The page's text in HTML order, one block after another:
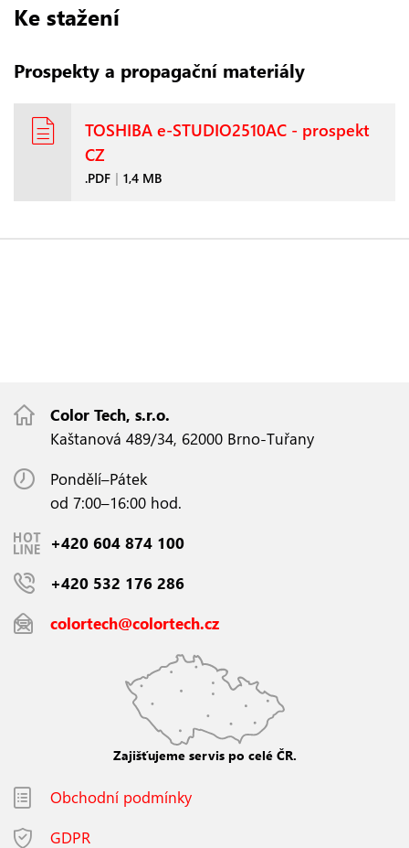
Ke stažení
Prospekty a propagační materiály
TOSHIBA e-STUDIO2510AC - prospekt
CZ
.PDF | 1,4 MB
Color Tech, s.r.o.
Kaštanová 489/34, 62000 Brno-Tuřany
Pondělí–Pátek
od 7:00–16:00 hod.
+420 604 874 100
+420 532 176 286
colortech@colortech.cz
Zajišťujeme servis po celé ČR.
Obchodní podmínky
GDPR